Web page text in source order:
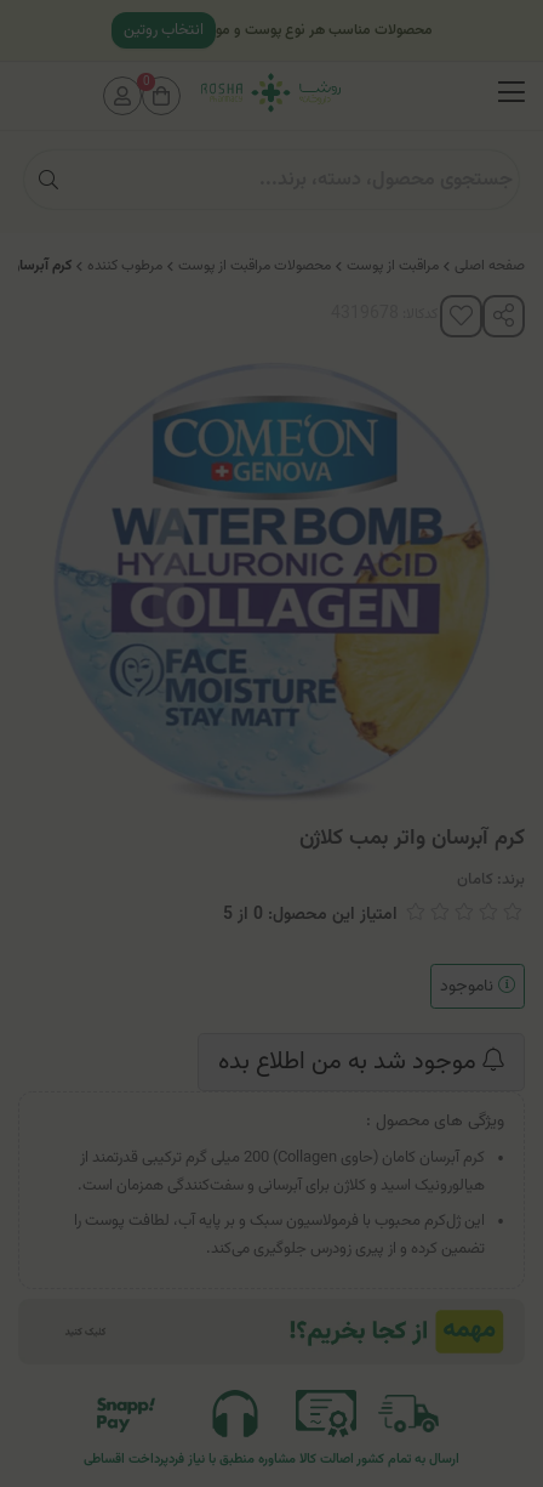
صفحه اصلی مراقبت از پوست محصولات مراقبت از پوست مرطوب کننده کرم آبرسان
کرم آبرسان واتر بمب کلاژن
برند: کامان
امتیاز این محصول: 0 از 5
ناموجود
موجود شد به من اطلاع بده
ویژگی های محصول :
کرم آبرسان کامان (حاوی Collagen) 200 میلی گرم ترکیبی قدرتمند از
هیالورونیک اسید و کلاژن برای آبرسانی و سفت‌کنندگی همزمان است.
این ژل‌کرم محبوب با فرمولاسیون سبک و بر پایه آب، لطافت پوست را
تضمین کرده و از پیری زودرس جلوگیری می‌کند.
ارسال به تمام کشوراصالت کالا مشاوره منطبق با نیاز فردپرداخت اقساطی
محصولات مناسب هر نوع پوست و مو انتخاب روتین
0